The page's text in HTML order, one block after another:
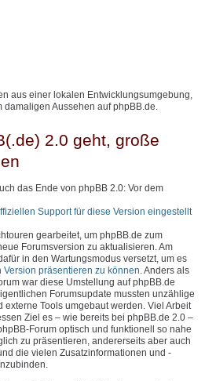
aus einer lokalen Entwicklungsumgebung,
Aussehen auf phpBB.de.
2.0 geht, große
das Ende von phpBB 2.0: Vor dem
Support für diese Version eingestellt
gearbeitet, um phpBB.de zum
Forumsversion zu aktualisieren. Am
in den Wartungsmodus versetzt, um es
präsentieren zu können. Anders als
war diese Umstellung auf phpBB.de
Forumsupdate mussten unzählige
Tools umgebaut werden. Viel Arbeit
Ziel es – wie bereits bei phpBB.de 2.0 –
Forum optisch und funktionell so nahe
zu präsentieren, andererseits aber auch
die vielen Zusatzinformationen und -